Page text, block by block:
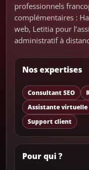
professionnels
complémentaires :
web, Letitia pour
administratif à
Nos expertises
Consultant SEO
Assistante virtuelle
Support client
Pour qui ?